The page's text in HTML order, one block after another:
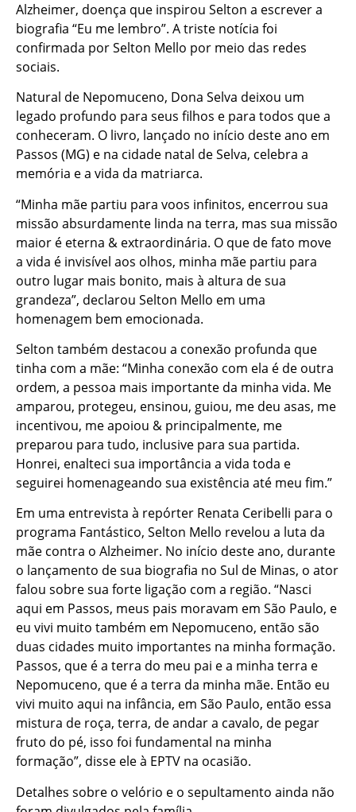
Alzheimer, doença que inspirou Selton a escrever a
biografia “Eu me lembro”. A triste notícia foi
confirmada por Selton Mello por meio das redes
sociais.
Natural de Nepomuceno, Dona Selva deixou um
legado profundo para seus filhos e para todos que a
conheceram. O livro, lançado no início deste ano em
Passos (MG) e na cidade natal de Selva, celebra a
memória e a vida da matriarca.
“Minha mãe partiu para voos infinitos, encerrou sua
missão absurdamente linda na terra, mas sua missão
maior é eterna & extraordinária. O que de fato move
a vida é invisível aos olhos, minha mãe partiu para
outro lugar mais bonito, mais à altura de sua
grandeza”, declarou Selton Mello em uma
homenagem bem emocionada.
Selton também destacou a conexão profunda que
tinha com a mãe: “Minha conexão com ela é de outra
ordem, a pessoa mais importante da minha vida. Me
amparou, protegeu, ensinou, guiou, me deu asas, me
incentivou, me apoiou & principalmente, me
preparou para tudo, inclusive para sua partida.
Honrei, enalteci sua importância a vida toda e
seguirei homenageando sua existência até meu fim.”
Em uma entrevista à repórter Renata Ceribelli para o
programa Fantástico, Selton Mello revelou a luta da
mãe contra o Alzheimer. No início deste ano, durante
o lançamento de sua biografia no Sul de Minas, o ator
falou sobre sua forte ligação com a região. “Nasci
aqui em Passos, meus pais moravam em São Paulo, e
eu vivi muito também em Nepomuceno, então são
duas cidades muito importantes na minha formação.
Passos, que é a terra do meu pai e a minha terra e
Nepomuceno, que é a terra da minha mãe. Então eu
vivi muito aqui na infância, em São Paulo, então essa
mistura de roça, terra, de andar a cavalo, de pegar
fruto do pé, isso foi fundamental na minha
formação”, disse ele à EPTV na ocasião.
Detalhes sobre o velório e o sepultamento ainda não